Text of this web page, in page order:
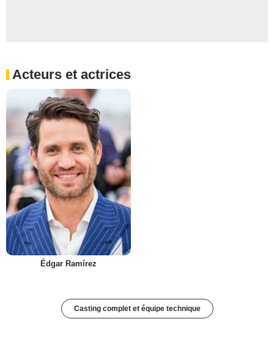
Acteurs et actrices
Édgar Ramírez
Casting complet et équipe technique